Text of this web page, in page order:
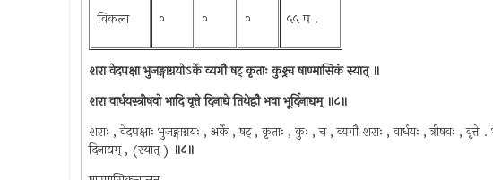
विकला ० ० ० ५५ प .
शरा वेदपक्षा भुजङ्गाग्नयोऽर्के व्यगौ षट् कृताः कुश्र्च षाण्मासिकं स्यात् ॥
शरा वार्धयस्त्रीषवो भादि वृत्ते दिनाद्ये तिथेद्वौ भवा भूर्दिनाद्यम् ॥८॥
शराः , वेदपक्षाः भुजङ्गाग्नयः , अर्के , षट् , कृताः , कुः , च , व्यगौ शराः , वार्धयः , त्रीषवः , वृत्ते
दिनाद्यम् , (स्यात् ) ॥८॥